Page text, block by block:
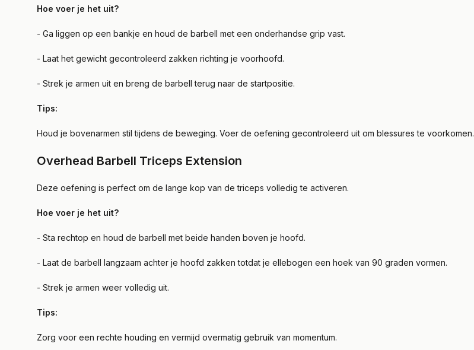
Hoe voer je het uit?
- Ga liggen op een bankje en houd de barbell met een onderhandse grip vast.
- Laat het gewicht gecontroleerd zakken richting je voorhoofd.
- Strek je armen uit en breng de barbell terug naar de startpositie.
Tips:
Houd je bovenarmen stil tijdens de beweging. Voer de oefening gecontroleerd uit om blessures te voorkomen.
Overhead Barbell Triceps Extension
Deze oefening is perfect om de lange kop van de triceps volledig te activeren.
Hoe voer je het uit?
- Sta rechtop en houd de barbell met beide handen boven je hoofd.
- Laat de barbell langzaam achter je hoofd zakken totdat je ellebogen een hoek van 90 graden vormen.
- Strek je armen weer volledig uit.
Tips:
Zorg voor een rechte houding en vermijd overmatig gebruik van momentum.